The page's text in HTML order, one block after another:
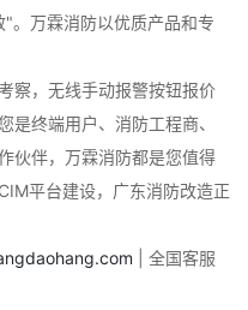
。万霖消防以优质产品和专
察，无线手动报警按钮报价
是终端用户、消防工程商、
伙伴，万霖消防都是您值得
平台建设，广东消防改造正
| 全国客服